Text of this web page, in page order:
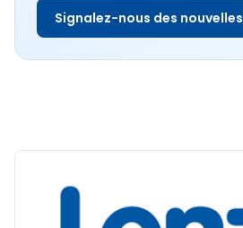
Signalez-nous des nouvelles